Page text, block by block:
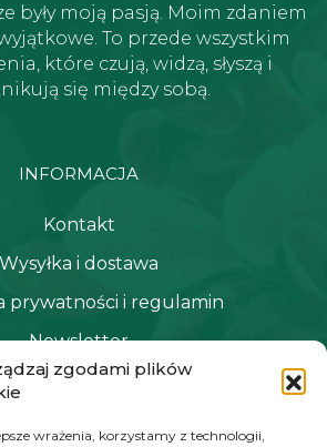
zgodami plików
wrażenia, korzystamy z technologii,
były moją pasją. Moim zdaniem
To przede wszystkim
które czują, widzą, słyszą i
się między sobą.
INFORMACJA
Kontakt
Wysyłka i dostawa
prywatności i regulamin
Newsletter